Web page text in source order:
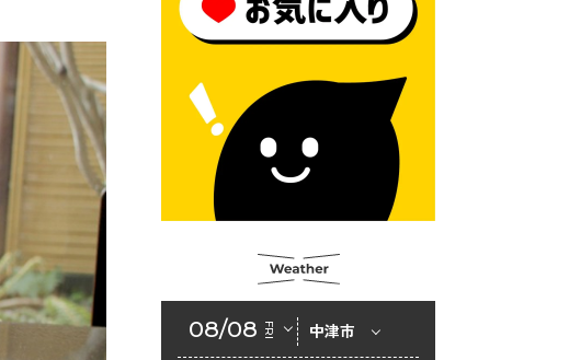
2026年6月18日 セアカゴケグ
モにご注意ください！
ェルターの指定
2026年6月10日 令和８年経済
センサス-活動調査
2026年6月9日 令和８年第３
回定例会「一般質問一覧表」
2026年6月5日 新婚世帯の家
2026年6月2日 戸籍に氏名の
振り仮名が記載されます
08/08 FRI 中津市